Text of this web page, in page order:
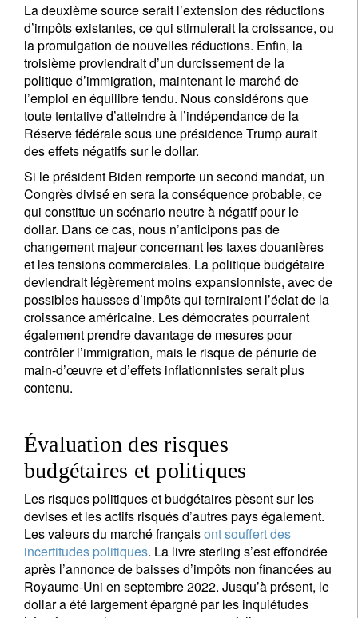
La deuxième source serait l’extension des réductions
d’impôts existantes, ce qui stimulerait la croissance, ou
la promulgation de nouvelles réductions. Enfin, la
troisième proviendrait d’un durcissement de la
politique d’immigration, maintenant le marché de
l’emploi en équilibre tendu. Nous considérons que
toute tentative d’atteindre à l’indépendance de la
Réserve fédérale sous une présidence Trump aurait
des effets négatifs sur le dollar.
Si le président Biden remporte un second mandat, un
Congrès divisé en sera la conséquence probable, ce
qui constitue un scénario neutre à négatif pour le
dollar. Dans ce cas, nous n’anticipons pas de
changement majeur concernant les taxes douanières
et les tensions commerciales. La politique budgétaire
deviendrait légèrement moins expansionniste, avec de
possibles hausses d’impôts qui terniraient l’éclat de la
croissance américaine. Les démocrates pourraient
également prendre davantage de mesures pour
contrôler l’immigration, mais le risque de pénurie de
main-d’œuvre et d’effets inflationnistes serait plus
contenu.
Évaluation des risques
budgétaires et politiques
Les risques politiques et budgétaires pèsent sur les
devises et les actifs risqués d’autres pays également.
Les valeurs du marché françaisont souffert des
incertitudes politiques. La livre sterling s’est effondrée
après l’annonce de baisses d’impôts non financées au
Royaume-Uni en septembre 2022. Jusqu’à présent, le
dollar a été largement épargné par les inquiétudes